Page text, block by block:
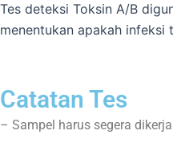
Tes deteksi Toksin A/B
menentukan apakah
Catatan Tes
– Sampel harus segera